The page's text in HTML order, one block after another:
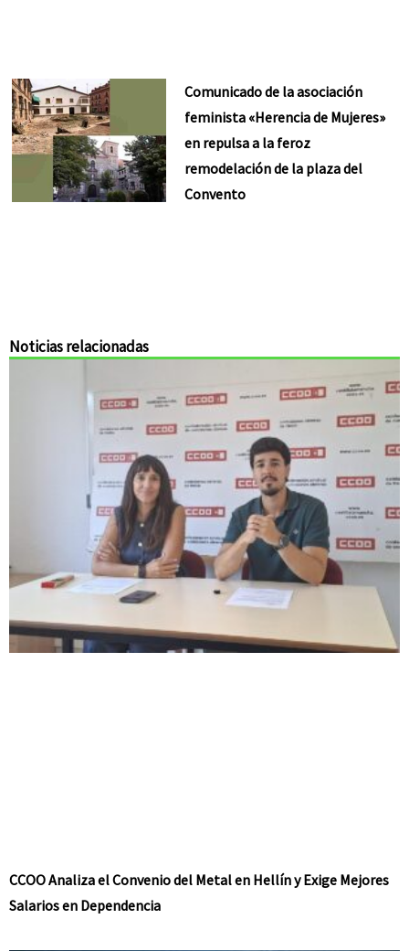
Comunicado de la asociación
feminista «Herencia de Mujeres»
en repulsa a la feroz
remodelación de la plaza del
Convento
Noticias relacionadas
CCOO Analiza el Convenio del Metal en Hellín y Exige Mejores
Salarios en Dependencia